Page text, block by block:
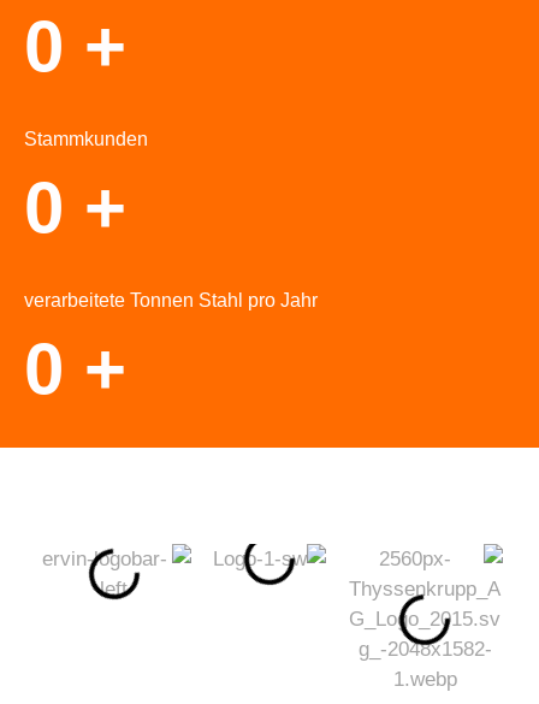
0 +
Stammkunden
0 +
verarbeitete Tonnen Stahl pro Jahr
0 +